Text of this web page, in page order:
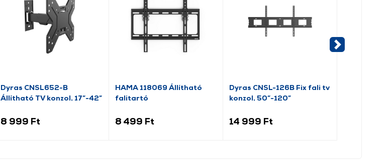
Dyras CNSL652-B
Állítható TV konzol, 17”-42”
8 999 Ft
HAMA 118069 Állítható
falitartó
8 499 Ft
Dyras CNSL-126B Fix fali tv
konzol, 50”-120”
14 999 Ft